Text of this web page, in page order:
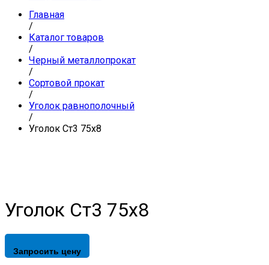
Главная
/
Каталог товаров
/
Черный металлопрокат
/
Сортовой прокат
/
Уголок равнополочный
/
Уголок Ст3 75х8
Уголок Ст3 75х8
Запросить цену